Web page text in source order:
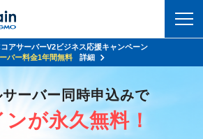
Domain 24周年キャンペーン
クーポンGET＆その他特典あり！
アサーバーV2ビジネス応援キャンペーン
バー料金1年間無料
詳細
サーバー同時申込みで
ンが永久無料！